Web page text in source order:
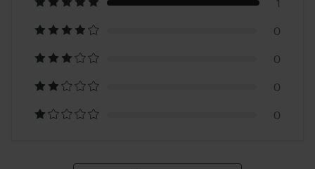
på
1
betyg
1
0
0
0
0